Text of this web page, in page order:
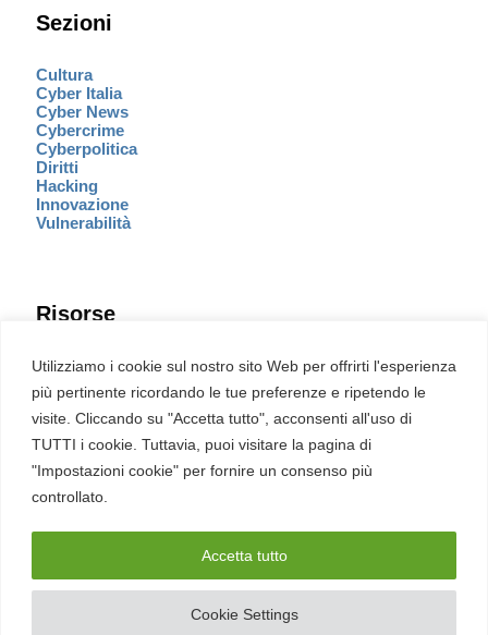
Utilizziamo i cookie sul nostro sito Web per offrirti l'esperienza
più pertinente ricordando le tue preferenze e ripetendo le
visite. Cliccando su "Accetta tutto", acconsenti all'uso di
TUTTI i cookie. Tuttavia, puoi visitare la pagina di
"Impostazioni cookie" per fornire un consenso più
controllato.
Cookie Settings
Accetta tutto
Sezioni
Cultura
Cyber Italia
Cyber News
Cybercrime
Cyberpolitica
Diritti
Hacking
Innovazione
Vulnerabilità
Risorse
Eventi
Fumetto Cyber
Newsletter
Servizi
Pubblicità
English
Ultime CVE critiche
2026 – REDHOTCYBER Srl. Tutti i diritti riservati